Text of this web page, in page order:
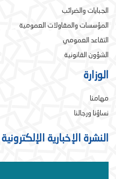
الجبايات والضرائب
المؤسسات والمقاولات العمومية
التقاعد العمومي
الشؤون القانونية
الوزارة
مهامنا
نساؤنا ورجالنا
النشرة الإخبارية الإلكترونية